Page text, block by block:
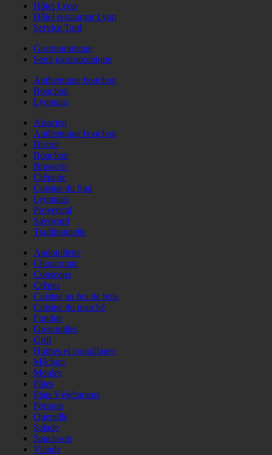
Hôtel Lyon
Hôtel restaurant Lyon
Service Tard
Gastronomique
Semi gastronomique
Authentique bouchon
Bouchon
Lyonnais
Alsacien
Authentique bouchon
Bistrot
Bouchon
Brasserie
Crêperie
Cuisine du Sud
Lyonnais
Provençal
Savoyard
Traditionnelle
Andouillette
Choucroute
Couscous
Crêpes
Cuisine au feu de bois
Cuisine du marché
Fondue
Grenouilles
Grill
Huitres et coquillages
Mâchon
Moules
Pâtes
Plats Végétariens
Poisson
Quenelle
Salade
Saucisson
Viande